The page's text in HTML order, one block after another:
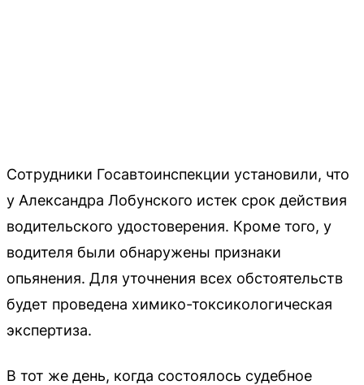
Сотрудники Госавтоинспекции установили, что
у Александра Лобунского истек срок действия
водительского удостоверения. Кроме того, у
водителя были обнаружены признаки
опьянения. Для уточнения всех обстоятельств
будет проведена химико-токсикологическая
экспертиза.
В тот же день, когда состоялось судебное